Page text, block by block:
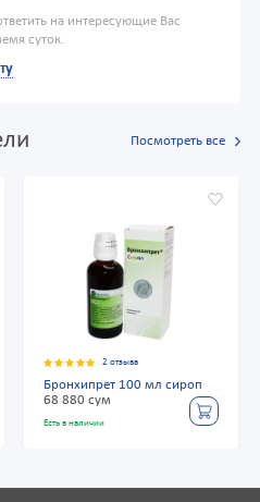
на интересующие Вас
суток.
Посмотреть все
2 отзыва
Бронхипрет 100 мл сироп
68 880 сум
Есть в наличии